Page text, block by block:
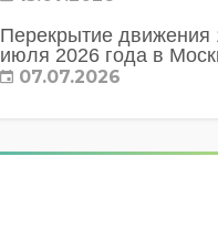
Перекрытие движения
июля 2026 года в
07.07.2026